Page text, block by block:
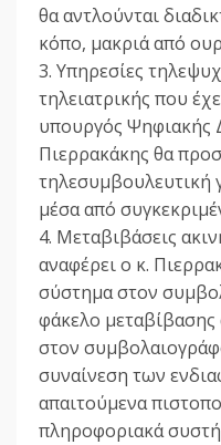
θα αντλούνται
κόπο, μακριά από
3. Υπηρεσίες
τηλειατρικής που
υπουργός Ψηφιακής
Πιερρακάκης θα
τηλεσυμβουλευτική
μέσα από
4. Μεταβιβάσεις
αναφέρει ο κ.
σύστημα στον
φάκελο μεταβίβασης
στον
συναίνεση των
απαιτούμενα
πληροφοριακά